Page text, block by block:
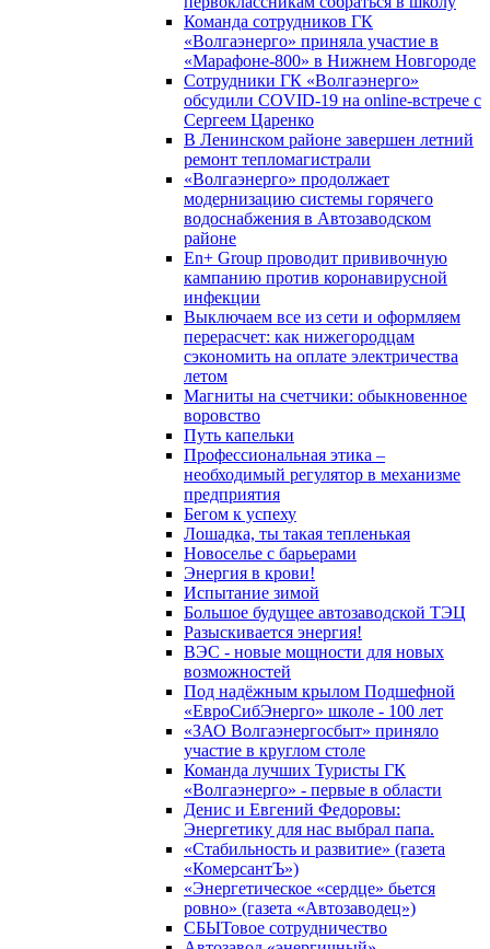
Команда сотрудников ГК
«Волгаэнерго» приняла участие в
«Марафоне-800» в Нижнем Новгороде
Сотрудники ГК «Волгаэнерго»
обсудили COVID-19 на online-встрече с
Сергеем Царенко
В Ленинском районе завершен летний
ремонт тепломагистрали
«Волгаэнерго» продолжает
модернизацию системы горячего
водоснабжения в Автозаводском
районе
En+ Group проводит прививочную
кампанию против коронавирусной
инфекции
Выключаем все из сети и оформляем
перерасчет: как нижегородцам
сэкономить на оплате электричества
летом
Магниты на счетчики: обыкновенное
воровство
Путь капельки
Профессиональная этика –
необходимый регулятор в механизме
предприятия
Бегом к успеху
Лошадка, ты такая тепленькая
Новоселье с барьерами
Энергия в крови!
Испытание зимой
Большое будущее автозаводской ТЭЦ
Разыскивается энергия!
ВЭС - новые мощности для новых
возможностей
Под надёжным крылом Подшефной
«ЕвроСибЭнерго» школе - 100 лет
«ЗАО Волгаэнергосбыт» приняло
участие в круглом столе
Команда лучших Туристы ГК
«Волгаэнерго» - первые в области
Денис и Евгений Федоровы:
Энергетику для нас выбрал папа.
«Стабильность и развитие» (газета
«КомерсантЪ»)
«Энергетическое «сердце» бьется
ровно» (газета «Автозаводец»)
СБЫТовое сотрудничество